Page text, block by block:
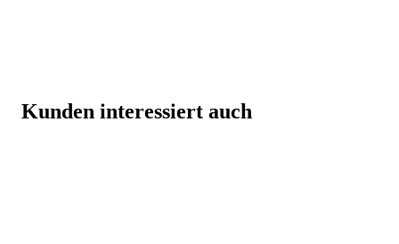
Kunden interessiert auch